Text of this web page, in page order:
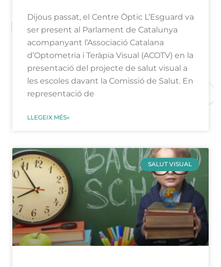
Dijous passat, el Centre Òptic L’Esguard va
ser present al Parlament de Catalunya
acompanyant l’Associació Catalana
d’Optometria i Teràpia Visual (ACOTV) en la
presentació del projecte de salut visual a
les escoles davant la Comissió de Salut. En
representació de
LLEGEIX MÉS»
SALUT VISUAL